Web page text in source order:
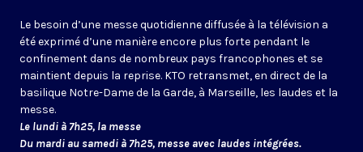
Le besoin d’une messe quotidienne diffusée à la télévision a
été exprimé d’une manière encore plus forte pendant le
confinement dans de nombreux pays francophones et se
maintient depuis la reprise. KTO retransmet, en direct de la
basilique Notre-Dame de la Garde, à Marseille, les laudes et la
messe.
Le lundi à 7h25, la messe
Du mardi au samedi à 7h25, messe avec laudes intégrées.